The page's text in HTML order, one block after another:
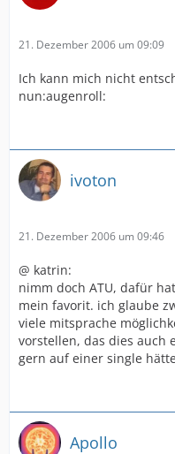
21. Dezember 2006 um 09:09
Ich kann mich nicht
nun:augenroll:
ivoton
21. Dezember 2006 um 09:46
@ katrin:
nimm doch ATU, dafür
mein favorit. ich glaube
viele mitsprache
vorstellen, das dies auch
gern auf einer single hätte
Apollo